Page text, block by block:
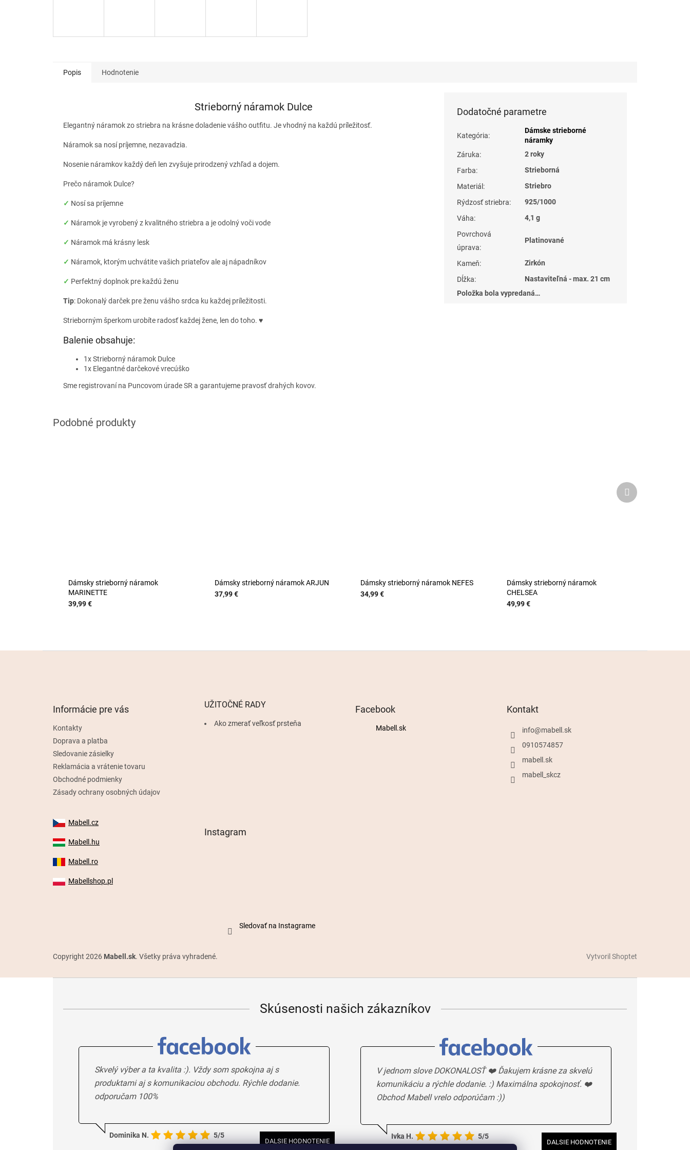
Popis Hodnotenie
Strieborný náramok Dulce
Elegantný náramok zo striebra na krásne doladenie vášho outfitu. Je vhodný na každú príležitosť.
Náramok sa nosí príjemne, nezavadzia.
Nosenie náramkov každý deň len zvyšuje prirodzený vzhľad a dojem.
Prečo náramok Dulce?
✓ Nosí sa príjemne
✓ Náramok je vyrobený z kvalitného striebra a je odolný voči vode
✓ Náramok má krásny lesk
✓ Náramok, ktorým uchvátite vašich priateľov ale aj nápadníkov
✓ Perfektný doplnok pre každú ženu
Tip: Dokonalý darček pre ženu vášho srdca ku každej príležitosti.
Strieborným šperkom urobíte radosť každej žene, len do toho. ♥
Balenie obsahuje:
1x Strieborný náramok Dulce
1x Elegantné darčekové vrecúško
Sme registrovaní na Puncovom úrade SR a garantujeme pravosť drahých kovov.
Dodatočné parametre
Kategória:
Dámske strieborné
náramky
Záruka:
2 roky
Farba:
Strieborná
Materiál :
Striebro
Rýdzosť striebra:
925/1000
Váha:
4,1 g
Povrchová
úprava:
Platinované
Kameň:
Zirkón
Dĺžka:
Nastaviteľná - max. 21 cm
Položka bola vypredaná…
Dámsky strieborný náramok
MARINETTE
39,99 €
Dámsky strieborný náramok ARJUN
37,99 €
Dámsky strieborný náramok NEFES
34,99 €
Dámsky strieborný náramok
CHELSEA
49,99 €
Ďalší
produkt
Informácie pre vás
Kontakty
Doprava a platba
Sledovanie zásielky
Reklamácia a vrátenie tovaru
Obchodné podmienky
Zásady ochrany osobných údajov
UŽITOČNÉ RADY
Ako zmerať veľkosť prsteňa
Facebook
Mabell.sk
Kontakt
info@mabell.sk
0910574857
mabell.sk
mabell_skcz
Mabell.cz
Mabell.hu
Mabell.ro
Mabellshop.pl
Instagram
Sledovať na Instagrame
Vytvoril Shoptet
Copyright 2026 Mabell.sk. Všetky práva vyhradené.
Skúsenosti našich zákazníkov
Skvelý výber a ta kvalita :). Vždy som spokojna aj s
produktami aj s komunikaciou obchodu. Rýchle dodanie.
odporučam 100%
Dominika N. 5/5
DALSIE HODNOTENIE
V jednom slove DOKONALOSŤ ❤️ Ďakujem krásne za skvelú
komunikáciu a rýchle dodanie. :) Maximálna spokojnosť. ❤️
Obchod Mabell vrelo odporúčam :))
Ivka H. 5/5
DALSIE HODNOTENIE